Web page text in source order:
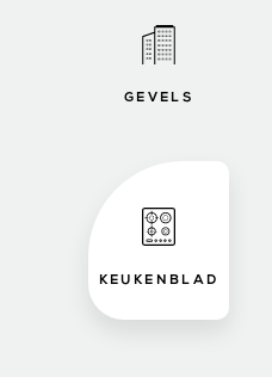
GEVELS
KEUKENBLAD